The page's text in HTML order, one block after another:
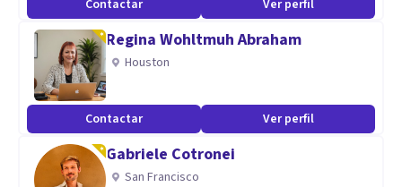
Contactar Ver perfil
Regina Wohltmuh Abraham
Houston
Contactar Ver perfil
Gabriele Cotronei
San Francisco